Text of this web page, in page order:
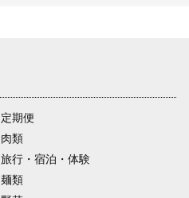
定期便
肉類
旅行・宿泊・体験
麺類